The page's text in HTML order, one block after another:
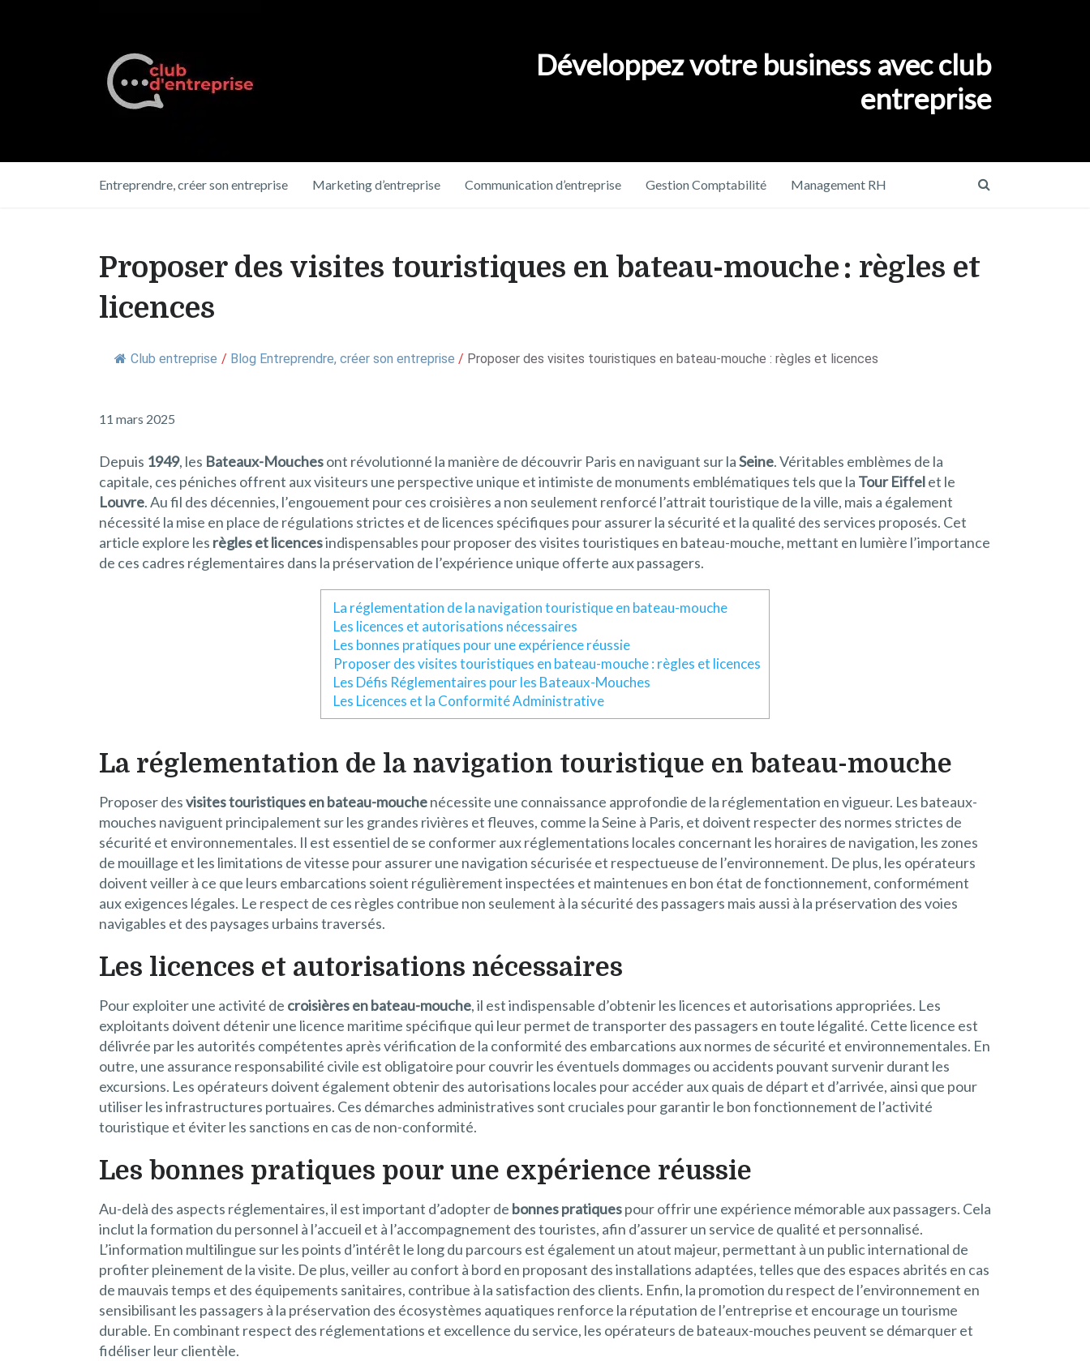
Développez votre business avec club
entreprise
Entreprendre, créer son entreprise Marketing d’entreprise Communication d’entreprise Gestion Comptabilité Management RH
Proposer des visites touristiques en bateau-mouche : règles et
licences
Club entreprise / Blog Entreprendre, créer son entreprise / Proposer des visites touristiques en bateau-mouche : règles et licences
11 mars 2025
Depuis 1949, les Bateaux-Mouchesont révolutionné la manière de découvrir Paris en naviguant sur laSeine. Véritables emblèmes de la
capitale, ces péniches offrent aux visiteurs une perspective unique et intimiste de monuments emblématiques tels que la Tour Eiffelet le
Louvre. Au fil des décennies, l’engouement pour ces croisières a non seulement renforcé l’attrait touristique de la ville, mais a également
nécessité la mise en place de régulations strictes et de licences spécifiques pour assurer la sécurité et la qualité des services proposés. Cet
article explore les règles et licencesindispensables pour proposer des visites touristiques en bateau-mouche, mettant en lumière l’importance
de ces cadres réglementaires dans la préservation de l’expérience unique offerte aux passagers.
La réglementation de la navigation touristique en bateau-mouche
Les licences et autorisations nécessaires
Les bonnes pratiques pour une expérience réussie
Proposer des visites touristiques en bateau-mouche : règles et licences
Les Défis Réglementaires pour les Bateaux-Mouches
Les Licences et la Conformité Administrative
La réglementation de la navigation touristique en bateau-mouche
Proposer desvisites touristiques en bateau-mouchenécessite une connaissance approfondie de la réglementation en vigueur. Les bateaux-
mouches naviguent principalement sur les grandes rivières et fleuves, comme la Seine à Paris, et doivent respecter des normes strictes de
sécurité et environnementales. Il est essentiel de se conformer aux réglementations locales concernant les horaires de navigation, les zones
de mouillage et les limitations de vitesse pour assurer une navigation sécurisée et respectueuse de l’environnement. De plus, les opérateurs
doivent veiller à ce que leurs embarcations soient régulièrement inspectées et maintenues en bon état de fonctionnement, conformément
aux exigences légales. Le respect de ces règles contribue non seulement à la sécurité des passagers mais aussi à la préservation des voies
navigables et des paysages urbains traversés.
Les licences et autorisations nécessaires
Pour exploiter une activité de croisières en bateau-mouche, il est indispensable d’obtenir les licences et autorisations appropriées. Les
exploitants doivent détenir une licence maritime spécifique qui leur permet de transporter des passagers en toute légalité. Cette licence est
délivrée par les autorités compétentes après vérification de la conformité des embarcations aux normes de sécurité et environnementales. En
outre, une assurance responsabilité civile est obligatoire pour couvrir les éventuels dommages ou accidents pouvant survenir durant les
excursions. Les opérateurs doivent également obtenir des autorisations locales pour accéder aux quais de départ et d’arrivée, ainsi que pour
utiliser les infrastructures portuaires. Ces démarches administratives sont cruciales pour garantir le bon fonctionnement de l’activité
touristique et éviter les sanctions en cas de non-conformité.
Les bonnes pratiques pour une expérience réussie
Au-delà des aspects réglementaires, il est important d’adopter de bonnes pratiquespour offrir une expérience mémorable aux passagers. Cela
inclut la formation du personnel à l’accueil et à l’accompagnement des touristes, afin d’assurer un service de qualité et personnalisé.
L’information multilingue sur les points d’intérêt le long du parcours est également un atout majeur, permettant à un public international de
profiter pleinement de la visite. De plus, veiller au confort à bord en proposant des installations adaptées, telles que des espaces abrités en cas
de mauvais temps et des équipements sanitaires, contribue à la satisfaction des clients. Enfin, la promotion du respect de l’environnement en
sensibilisant les passagers à la préservation des écosystèmes aquatiques renforce la réputation de l’entreprise et encourage un tourisme
durable. En combinant respect des réglementations et excellence du service, les opérateurs de bateaux-mouches peuvent se démarquer et
fidéliser leur clientèle.